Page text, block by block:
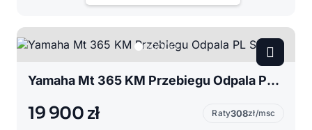
Yamaha Mt 365 KM Przebiegu Odpala PL Salon
19 900 zł Raty308zł/msc